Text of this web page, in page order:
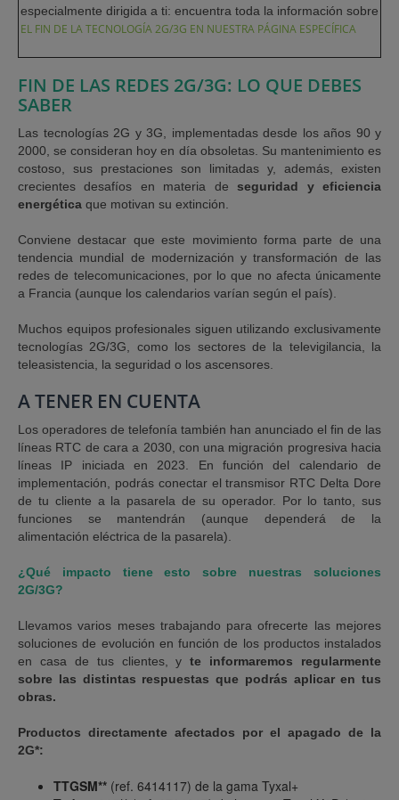
especialmente dirigida a ti: encuentra toda la información sobre
EL FIN DE LA TECNOLOGÍA 2G/3G EN NUESTRA PÁGINA ESPECÍFICA
FIN DE LAS REDES 2G/3G: LO QUE DEBES
SABER
Las tecnologías 2G y 3G, implementadas desde los años 90 y
2000, se consideran hoy en día obsoletas. Su mantenimiento es
costoso, sus prestaciones son limitadas y, además, existen
crecientes desafíos en materia de seguridad y eficiencia
energética que motivan su extinción.
Conviene destacar que este movimiento forma parte de una
tendencia mundial de modernización y transformación de las
redes de telecomunicaciones, por lo que no afecta únicamente
a Francia (aunque los calendarios varían según el país).
Muchos equipos profesionales siguen utilizando exclusivamente
tecnologías 2G/3G, como los sectores de la televigilancia, la
teleasistencia, la seguridad o los ascensores.
A TENER EN CUENTA
Los operadores de telefonía también han anunciado el fin de las
líneas RTC de cara a 2030, con una migración progresiva hacia
líneas IP iniciada en 2023. En función del calendario de
implementación, podrás conectar el transmisor RTC Delta Dore
de tu cliente a la pasarela de su operador. Por lo tanto, sus
funciones se mantendrán (aunque dependerá de la
alimentación eléctrica de la pasarela).
¿Qué impacto tiene esto sobre nuestras soluciones
2G/3G?
Llevamos varios meses trabajando para ofrecerte las mejores
soluciones de evolución en función de los productos instalados
en casa de tus clientes, y te informaremos regularmente
sobre las distintas respuestas que podrás aplicar en tus
obras.
Productos directamente afectados por el apagado de la
2G*:
TTGSM** (ref. 6414117) de la gama Tyxal+